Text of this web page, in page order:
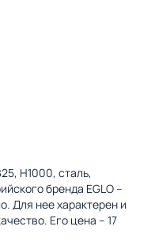
H1000, сталь,
бренда EGLO –
Для нее характерен и
Его цена – 17